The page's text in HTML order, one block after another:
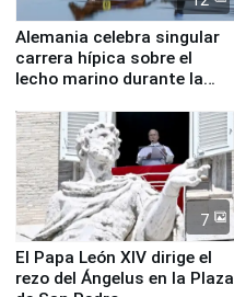
Alemania celebra singular
carrera hípica sobre el
lecho marino durante la
7
El Papa León XIV dirige el
rezo del Ángelus en la Plaza